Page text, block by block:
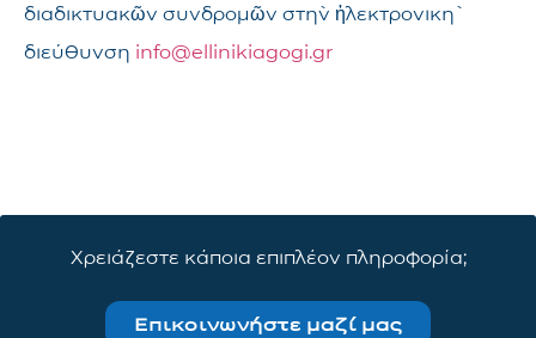
διαδικτυακῶν συνδρομῶν στὴν ἠλεκτρονικὴ
διεύθυνση info@ellinikiagogi.gr
Χρειάζεστε κάποια επιπλέον πληροφορία;
Επικοινωνήστε μαζί μας